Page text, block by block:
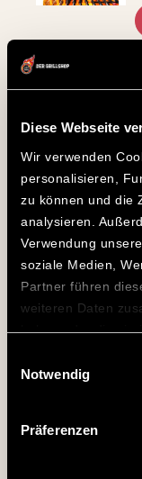
Diese Webseite
Wir verwenden
personalisieren,
zu können und die
analysieren.
Verwendung
soziale Medien,
Partner führen
weiteren Daten
haben oder die sie
Notwendig
Präferenzen
Big
Der Big Green
gleichmäßige